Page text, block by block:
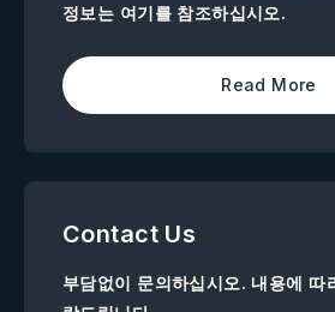
정보는 여기를 참조하십시오.
Read More
Contact Us
부담없이 문의하십시오. 내용에 따